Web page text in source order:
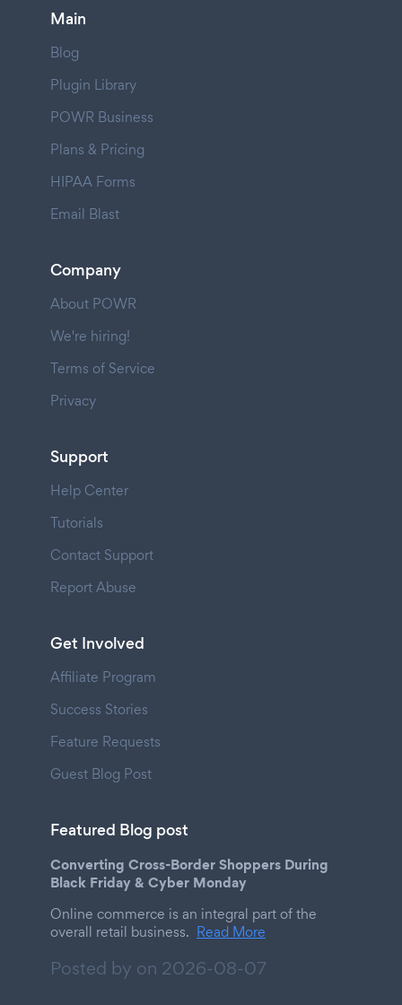
Main
Blog
Plugin Library
POWR Business
Plans & Pricing
HIPAA Forms
Email Blast
Company
About POWR
We're hiring!
Terms of Service
Privacy
Support
Help Center
Tutorials
Contact Support
Report Abuse
Get Involved
Affiliate Program
Success Stories
Feature Requests
Guest Blog Post
Featured Blog post
Converting Cross-Border Shoppers During
Black Friday & Cyber Monday
Online commerce is an integral part of the
overall retail business. Read More
Posted by on 2026-08-07